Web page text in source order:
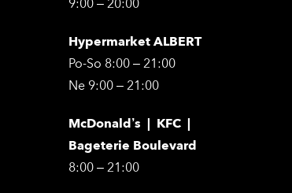
9:00 – 20:00
Hypermarket ALBERT
Po-So 8:00 – 21:00
Ne 9:00 – 21:00
McDonald’s | KFC |
Bageterie Boulevard
8:00 – 21:00